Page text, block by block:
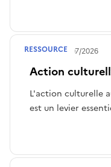
Action
L'action culturelle
est un levier
Publié le28/07/2026
RESSOURCE